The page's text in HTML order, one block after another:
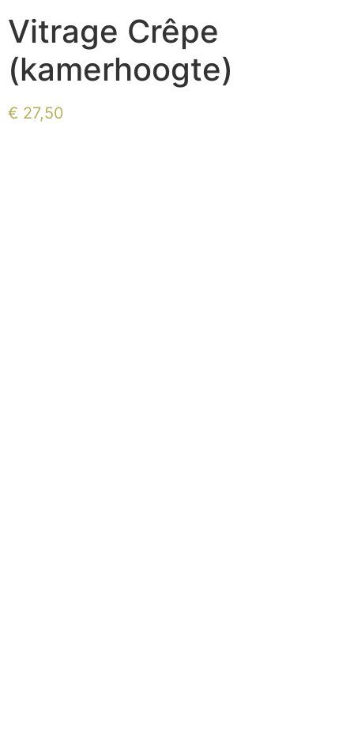
Vitrage Crêpe
(kamerhoogte)
€ 27,50